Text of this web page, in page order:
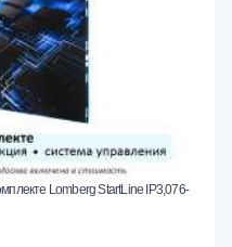
Lomberg StartLine IP3,076-